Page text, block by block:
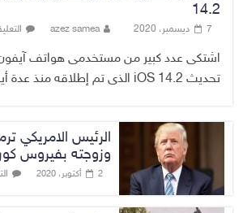
14.2
7 ديسمبر، 2020 azez samea
اشتكى عدد كبير من مستخدمى هواتف
تحديث iOS 14.2 الذى تم إطلاقه منذ عدة أيام، بأن
الرئيس الامريكي
وزوجته بفيروس
2 أكتوبر، 2020